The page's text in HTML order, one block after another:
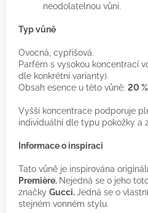
neodolatelnou vůni.
Typ vůně
Ovocná, cypřišová.
Parfém s vysokou koncentrací
dle konkrétní varianty).
Obsah esence u této vůně: 20
Vyšší koncentrace podporuje
individuální dle typu pokožky a
Informace o inspiraci
Tato vůně je inspirována
Première. Nejedná se o jeho
značky Gucci.Jedná se o
stejném vonném stylu.